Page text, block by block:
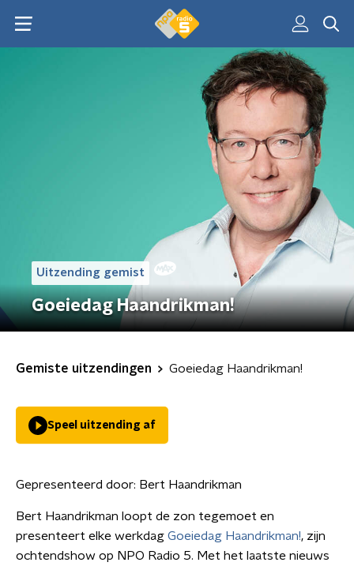
Uitzending gemist
Goeiedag Haandrikman!
Gemiste uitzendingen Goeiedag Haandrikman!
Speel uitzending af
Gepresenteerd door: Bert Haandrikman
Bert Haandrikman loopt de zon tegemoet en
presenteert elke werkdag Goeiedag Haandrikman!, zijn
ochtendshow op NPO Radio 5. Met het laatste nieuws